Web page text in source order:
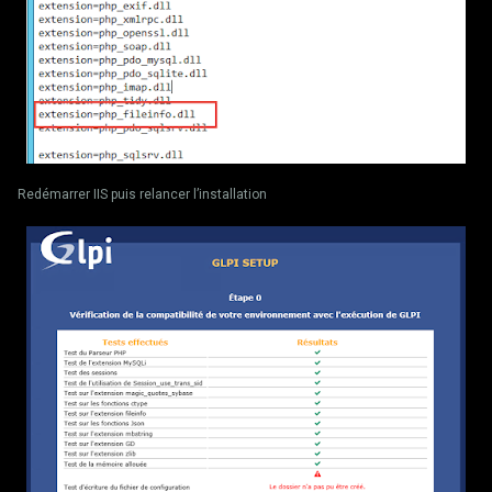
Redémarrer IIS puis relancer l’installation